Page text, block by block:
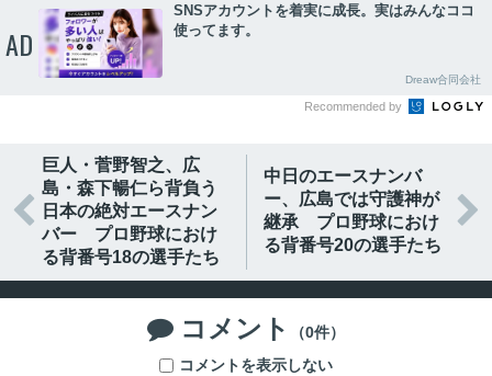
AD
SNSアカウントを着実に成長。実はみんなココ
使ってます。
Dreaw合同会社
Recommended by

巨人・菅野智之、広
島・森下暢仁ら背負う
日本の絶対エースナン
バー プロ野球におけ
る背番号18の選手たち
中日のエースナンバ
ー、広島では守護神が
継承 プロ野球におけ
る背番号20の選手たち

 コメント
（0件）
コメントを表示しない